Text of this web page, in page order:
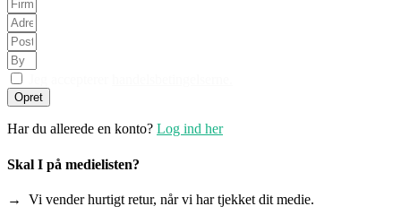
Opret
Har du allerede en konto? Log ind her
Skal I på medielisten?
→ Vi vender hurtigt retur, når vi har tjekket dit medie.